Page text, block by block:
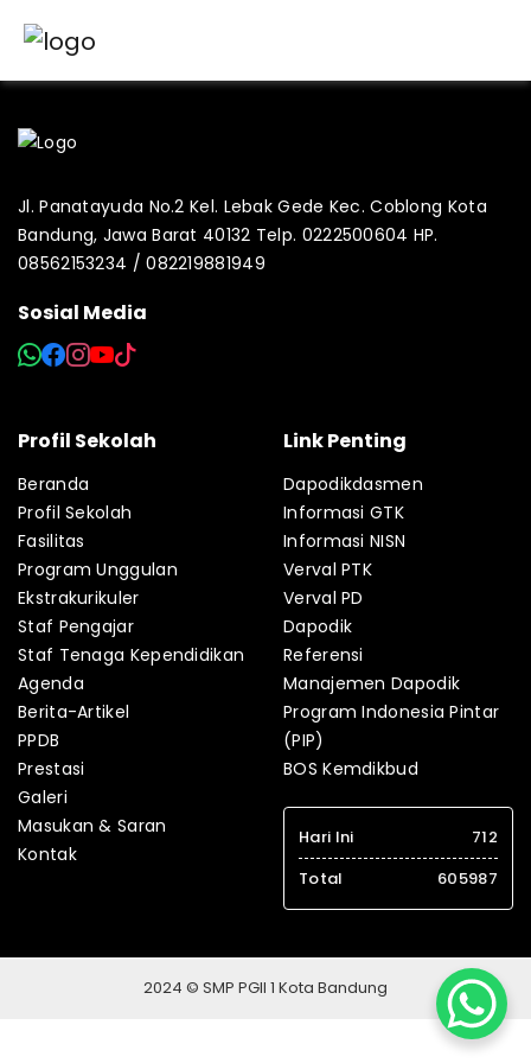
Jl. Panatayuda No.2 Kel. Lebak Gede Kec. Coblong Kota
Bandung, Jawa Barat 40132 Telp. 0222500604 HP.
08562153234 / 082219881949
Sosial Media
Profil Sekolah
Beranda
Profil Sekolah
Fasilitas
Program Unggulan
Ekstrakurikuler
Staf Pengajar
Staf Tenaga Kependidikan
Agenda
Berita-Artikel
PPDB
Prestasi
Galeri
Masukan & Saran
Kontak
Link Penting
Dapodikdasmen
Informasi GTK
Informasi NISN
Verval PTK
Verval PD
Dapodik
Referensi
Manajemen Dapodik
Program Indonesia Pintar
(PIP)
BOS Kemdikbud
Hari Ini
712
Total
605987
2024 © SMP PGII 1 Kota Bandung